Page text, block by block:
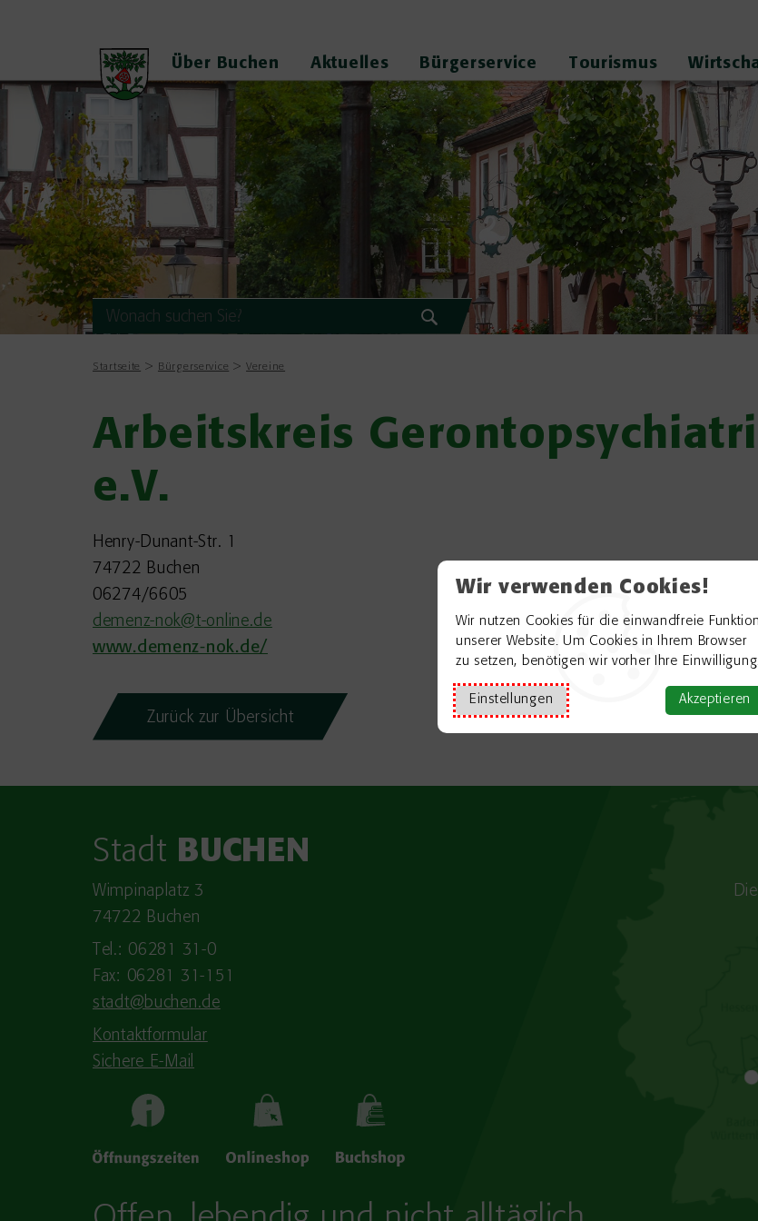
Wir verwenden Cookies!
Wir nutzen Cookies für die einwandfreie Funktion
unserer Website. Um Cookies in Ihrem Browser
zu setzen, benötigen wir vorher Ihre
Einstellungen Akzeptieren
Über Buchen Aktuelles Bürgerservice Tourismus
Startseite Bürgerservice Vereine
Arbeitskreis
e.V.
Henry-Dunant-Str. 1
74722 Buchen
06274/6605
demenz-nok@t-online.de
www.demenz-nok.de/
Zurück zur Übersicht
Stadt BUCHEN
Wimpinaplatz 3
74722 Buchen
Tel.: 06281 31-0
Fax: 06281 31-151
stadt@buchen.de
Kontaktformular
Sichere E-Mail